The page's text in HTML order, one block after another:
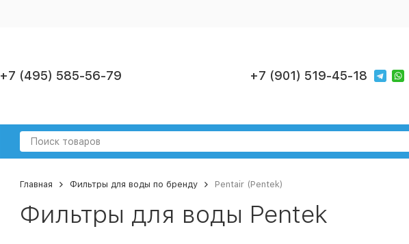
+7 (495) 585-56-79 +7 (901) 519-45-18
Главная Фильтры для воды по бренду Pentair (Pentek)
Фильтры для воды Pentek